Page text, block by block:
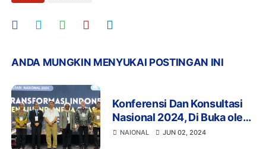
ANDA MUNGKIN MENYUKAI POSTINGAN INI
Konferensi Dan Konsultasi
Nasional 2024, Di Buka oleh
Luhut Binsar Pandjaitan
NAIONAL JUN 02, 2024